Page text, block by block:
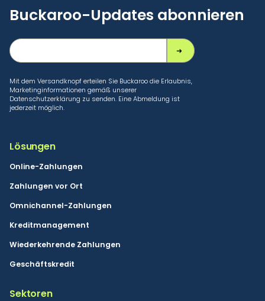
Buckaroo-Updates abonnieren
Mit dem Versandknopf erteilen Sie Buckaroo die Erlaubnis,
Marketinginformationen gemäß unserer
Datenschutzerklärung zu senden. Eine Abmeldung ist
jederzeit möglich.
Lösungen
Online-Zahlungen
Zahlungen vor Ort
Omnichannel-Zahlungen
Kreditmanagement
Wiederkehrende Zahlungen
Geschäftskredit
Sektoren